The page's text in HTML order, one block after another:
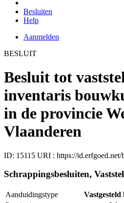
Besluiten
Help
Aanmelden
BESLUIT
Besluit tot
inventaris
in de provincie
Vlaanderen
ID: 15115 URI : https://id.erfgoed.net/
Schrappingsbesluiten,
Aanduidingstype